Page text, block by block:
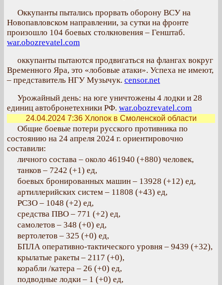
Оккупанты пытались прорвать оборону ВСУ на
Новопавловском направлении, за сутки на фронте
произошло 104 боевых столкновения – Генштаб.
war.obozrevatel.com
оккупанты пытаются продвигаться на флангах вокруг
Временного Яра, это «лобовые атаки». Успеха не имеют,
– представитель НГУ Музычук. censor.net
Урожайный день: на юге уничтожены 4 лодки и 28
единиц автобронетехники РФ. war.obozrevatel.com
24.04.2024 7:36Хлопок в Смоленской области
Общие боевые потери русского противника по
состоянию на 24 апреля 2024 г. ориентировочно
составили:
личного состава – около 461940 (+880) человек,
танков – 7242 (+1) ед,
боевых бронированных машин – 13928 (+12) ед,
артиллерийских систем – 11808 (+43) ед,
РСЗО – 1048 (+2) ед,
средства ПВО – 771 (+2) ед,
самолетов – 348 (+0) ед,
вертолетов – 325 (+0) ед,
БПЛА оперативно-тактического уровня – 9439 (+32),
крылатые ракеты – 2117 (+0),
корабли /катера – 26 (+0) ед,
подводные лодки – 1 (+0) ед,